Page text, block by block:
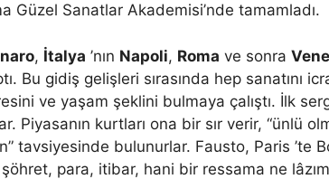
Güzel Sanatlar Akademisi’nde tamamladı.
, İtalya ’nın Napoli, Roma ve sonra
Bu gidiş gelişleri sırasında hep sanatını
ve yaşam şeklini bulmaya çalıştı. İlk
Piyasanın kurtları ona bir sır verir, “ünlü
tavsiyesinde bulunurlar. Fausto, Paris ’te
para, itibar, hani bir ressama ne